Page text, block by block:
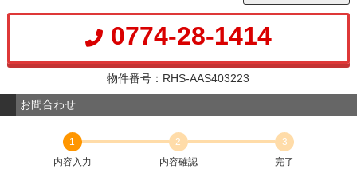
0774-28-1414
物件番号：RHS-AAS403223
お問合わせ
1
内容入力
2
内容確認
3
完了